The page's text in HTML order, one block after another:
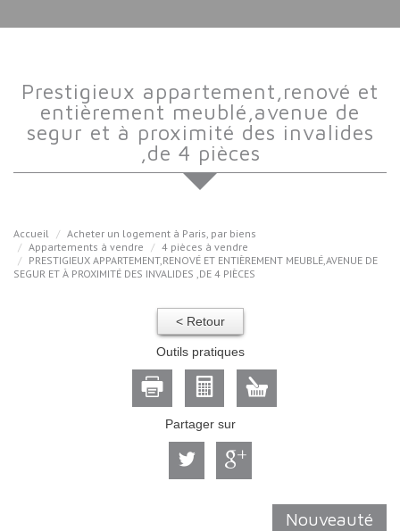
prestigieux appartement,renové et
entièrement meublé,avenue de
segur et à proximité des invalides
,de 4 pièces
Accueil
Acheter un logement à Paris, par biens
Appartements à vendre
4 pièces à vendre
PRESTIGIEUX APPARTEMENT,RENOVÉ ET ENTIÈREMENT MEUBLÉ,AVENUE DE
SEGUR ET À PROXIMITÉ DES INVALIDES ,DE 4 PIÈCES
< Retour
Outils pratiques
Partager sur
Nouveauté